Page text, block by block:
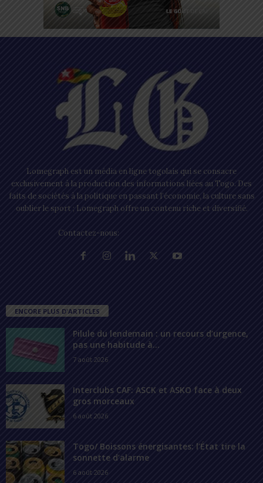
Lomegraph est un média en ligne togolais qui se consacre
exclusivement à la production des informations liées au Togo. Des
faits de sociétés à la politique en passant l’économie, la culture sans
oublier le sport ; Lomegraph offre un contenu riche et diversifié.
Contactez-nous:
ENCORE PLUS D'ARTICLES
Pilule du lendemain : un recours d’urgence,
pas une habitude à...
7 août 2026
Interclubs CAF: ASCK et ASKO face à deux
gros morceaux
6 août 2026
Togo/ Boissons énergisantes: l’État tire la
sonnette d’alarme
6 août 2026